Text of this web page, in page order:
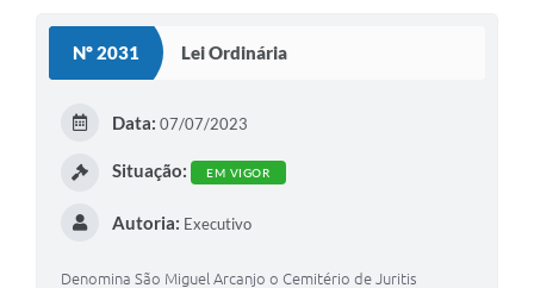
Nº 2031 Lei Ordinária
Data: 07/07/2023
Situação: EM VIGOR
Autoria: Executivo
Denomina São Miguel Arcanjo o Cemitério de Juritis